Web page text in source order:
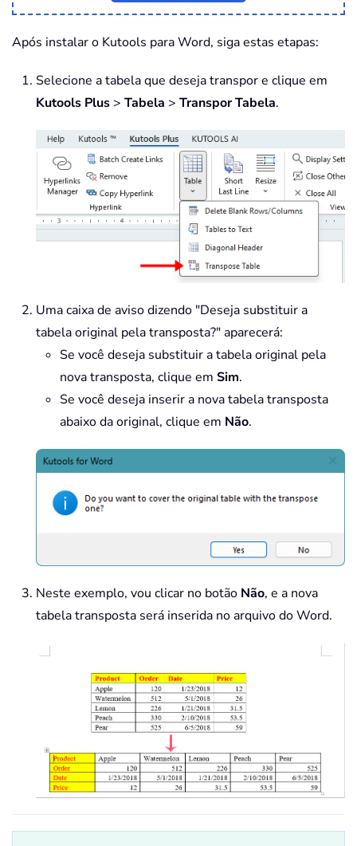
Após instalar o Kutools para Word, siga estas etapas:
Selecione a tabela que deseja transpor e clique em
Kutools Plus > Tabela > Transpor Tabela.
Uma caixa de aviso dizendo "Deseja substituir a
tabela original pela transposta?" aparecerá:
Se você deseja substituir a tabela original pela
nova transposta, clique em Sim.
Se você deseja inserir a nova tabela transposta
abaixo da original, clique em Não.
Neste exemplo, vou clicar no botão Não, e a nova
tabela transposta será inserida no arquivo do Word.